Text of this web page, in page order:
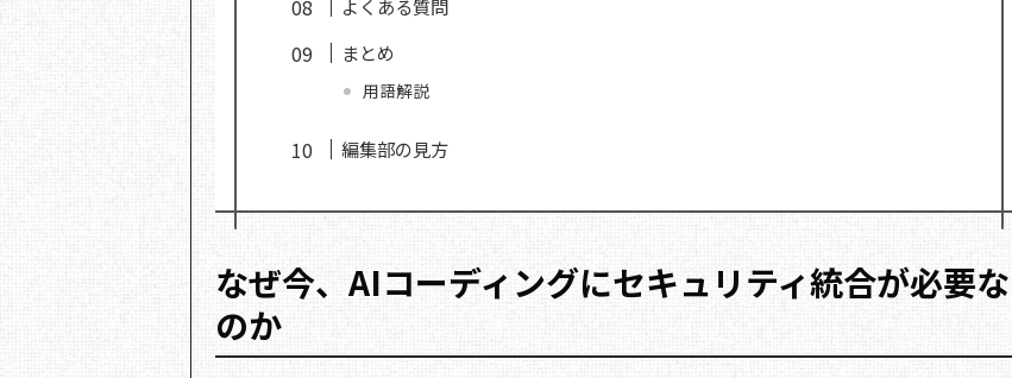
よくある質問
まとめ
用語解説
編集部の見方
なぜ今、AIコーディングにセキュリティ統合が必要な
のか